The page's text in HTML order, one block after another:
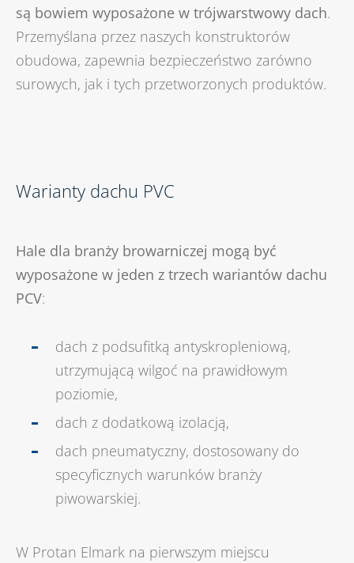
są bowiem wyposażone w trójwarstwowy dach.
Przemyślana przez naszych konstruktorów
obudowa, zapewnia bezpieczeństwo zarówno
surowych, jak i tych przetworzonych produktów.
Warianty dachu PVC
Hale dla branży browarniczej mogą być
wyposażone w jeden z trzech wariantów dachu
PCV:
dach z podsufitką antyskropleniową,
utrzymującą wilgoć na prawidłowym
poziomie,
dach z dodatkową izolacją,
dach pneumatyczny, dostosowany do
specyficznych warunków branży
piwowarskiej.
W Protan Elmark na pierwszym miejscu